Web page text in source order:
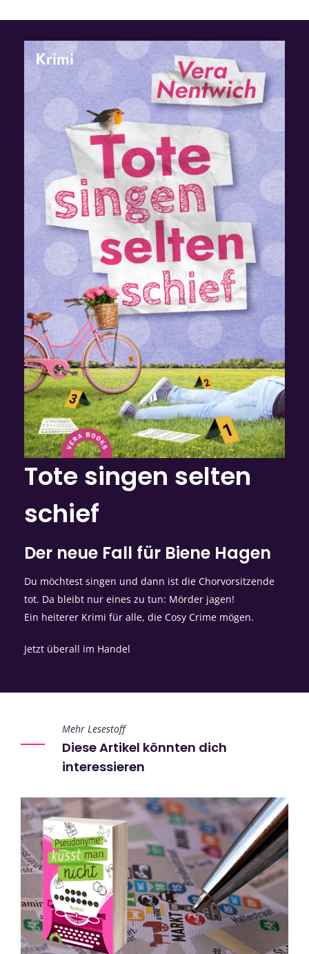
Tote singen selten
schief
Der neue Fall für Biene Hagen
Du möchtest singen und dann ist die Chorvorsitzende
tot. Da bleibt nur eines zu tun: Mörder jagen!
Ein heiterer Krimi für alle, die Cosy Crime mögen.
Jetzt überall im Handel
Mehr Lesestoff
Diese Artikel könnten dich
interessieren